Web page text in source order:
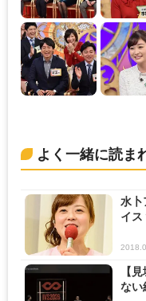
よく一緒に読ま
水卜
イス
【
ない